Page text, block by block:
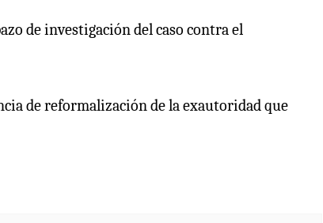
de investigación del caso contra el
de reformalización de la exautoridad que